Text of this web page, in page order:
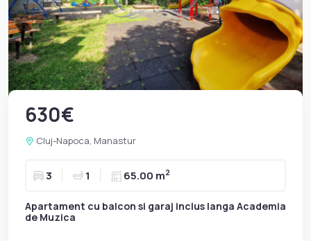
630€
Cluj-Napoca, Manastur
3 1 65.00 m2
Apartament cu balcon si garaj inclus langa Academia
de Muzica